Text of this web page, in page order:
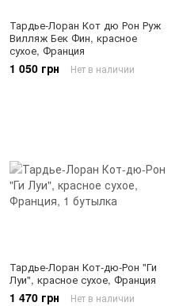
Тардье-Лоран Кот дю Рон Руж
Вилляж Бек Фин, красное
сухое, Франция
1 050 грн Нет в наличии
Тардье-Лоран Кот-дю-Рон "Ги
Луи", красное сухое, Франция
1 470 грн Нет в наличии